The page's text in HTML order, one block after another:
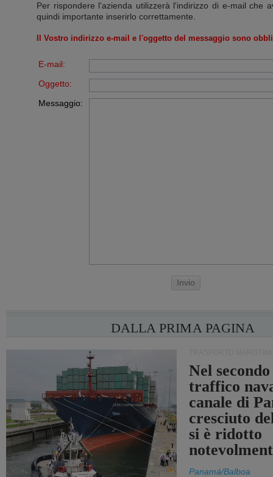
Per rispondere l'azienda utilizzerà l'indirizzo di e-mail che
quindi importante inserirlo correttamente.
Il Vostro indirizzo e-mail e l'oggetto del messaggio sono
E-mail:
Oggetto:
Messaggio:
Invio
DALLA PRIMA PAGINA
Nel
traffico
canale di
cresciuto
si è ridotto
Panamá/Balboa